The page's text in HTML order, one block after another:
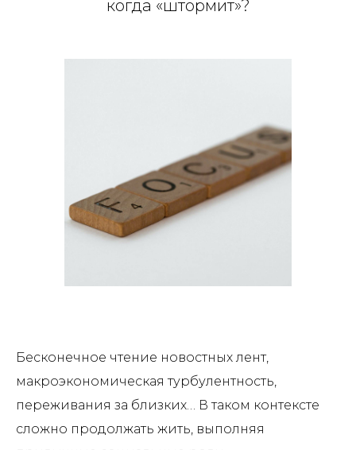
когда «штормит»?
Бесконечное чтение новостных лент,
макроэкономическая турбулентность,
переживания за близких… В таком контексте
сложно продолжать жить, выполняя